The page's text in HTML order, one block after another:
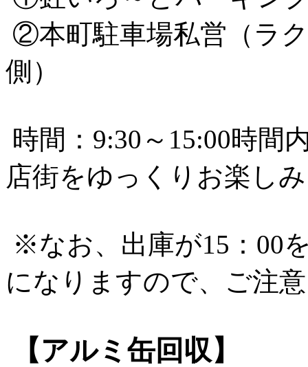
②本町駐車場私営（ラ
側）
時間：9:30～15:00時間
店街をゆっくりお楽し
※なお、出庫が15：00
になりますので、ご注
【アルミ缶回収】